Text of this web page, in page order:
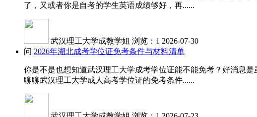
了，又或者你是自考的学生英语成绩够好，再......
武汉理工大学成教学姐 浏览：1 2026-07-30
问 2026年湖北成考学位证免考条件与材料清单
你是不是也想知道武汉理工大学成考学位证能不能免考？好消息
聊聊武汉理工大学成人高考学位证的免考条件......